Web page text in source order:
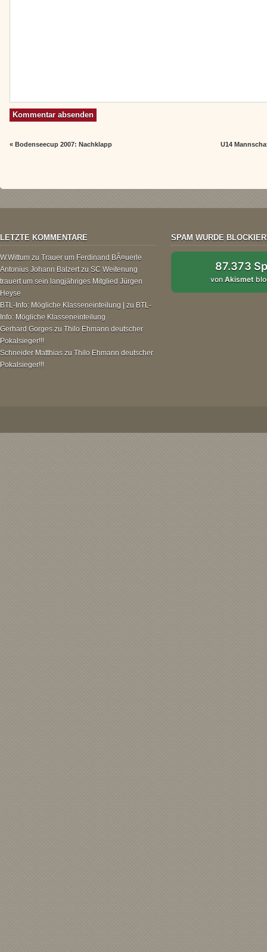
«Bodenseecup 2007: Nachklapp U14
LETZTE KOMMENTARE
W.Wittum zu Trauer um Ferdinand BÃ¤uerle
Antonius Johann Balzertzu SC Weitenung
trauert um sein langjähriges Mitglied Jürgen
Heyse
BTL-Info: Mögliche Klasseneinteilung | zu BTL-
Info: Mögliche Klasseneinteilung
Gerhard Gorges zu Thilo Ehmann deutscher
Pokalsieger!!!
Schneider Matthias zu Thilo Ehmann deutscher
Pokalsieger!!!
SPAM WURDE
87.373
vonAkismet